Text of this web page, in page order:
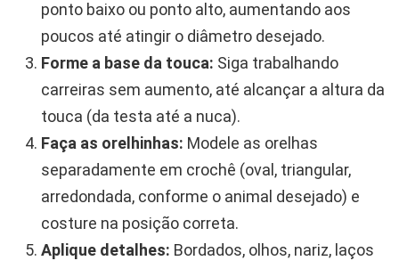
ponto baixo ou ponto alto, aumentando aos
poucos até atingir o diâmetro desejado.
Forme a base da touca: Siga trabalhando
carreiras sem aumento, até alcançar a altura da
touca (da testa até a nuca).
Faça as orelhinhas: Modele as orelhas
separadamente em crochê (oval, triangular,
arredondada, conforme o animal desejado) e
costure na posição correta.
Aplique detalhes: Bordados, olhos, nariz, laços